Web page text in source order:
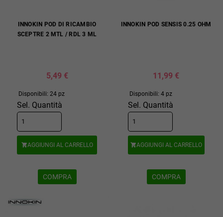
INNOKIN POD DI RICAMBIO
SCEPTRE 2 MTL / RDL 3 ML
5,49 €
Disponibili: 24 pz
Sel. Quantità
AGGIUNGI AL CARRELLO
COMPRA
INNOKIN POD SENSIS 0.25 OHM
11,99 €
Disponibili: 4 pz
Sel. Quantità
AGGIUNGI AL CARRELLO
COMPRA